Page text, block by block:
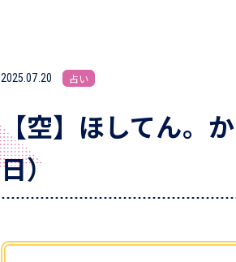
2025.07.20 占い
【空】ほしてん。
日）